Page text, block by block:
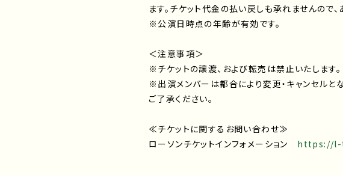
ます。チケット代金の払い戻しも承れませんので
※公演日時点の年齢が有効です。
＜注意事項＞
※チケットの譲渡、および転売は禁止いたします。
※出演メンバーは都合により変更・キャンセルと
ご了承ください。
≪チケットに関するお問い合わせ≫
ローソンチケットインフォメーション https://l-